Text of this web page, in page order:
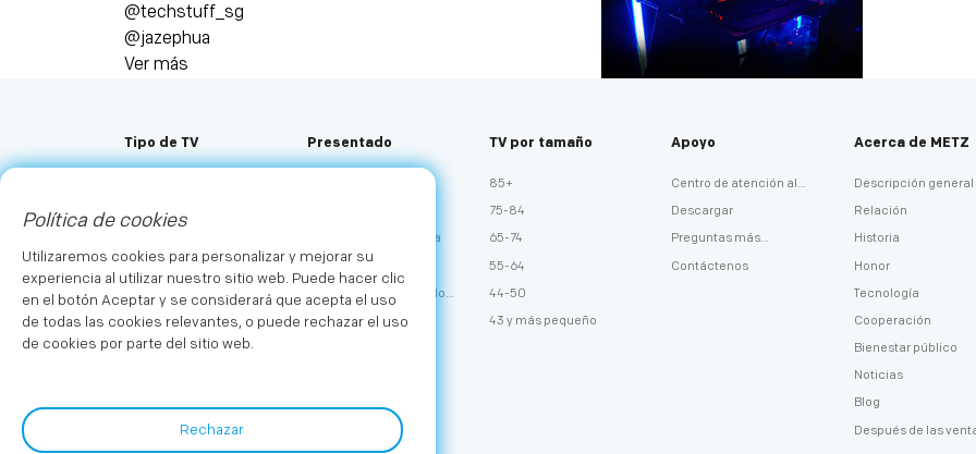
@techstuff_sg
@jazephua
Ver más
Tipo de TV
Mini LED
LED 4K
2K LED
Presentado
TV de pantalla máxima
TV para juegos
TV para el cuidado de los
ojos
TV por tamaño
85+
75-84
65-74
55-64
44-50
43 y más pequeño
Apoyo
Centro de atención al
cliente
Descargar
Preguntas más
frecuentes
Contáctenos
Acerca de METZ
Descripción general
Relación
Historia
Honor
Tecnología
Cooperación
Bienestar público
Noticias
Blog
Después de las
Política de cookies
Utilizaremos cookies para personalizar y mejorar su
experiencia al utilizar nuestro sitio web. Puede hacer clic
en el botón Aceptar y se considerará que acepta el uso
de todas las cookies relevantes, o puede rechazar el uso
de cookies por parte del sitio web.
Rechazar